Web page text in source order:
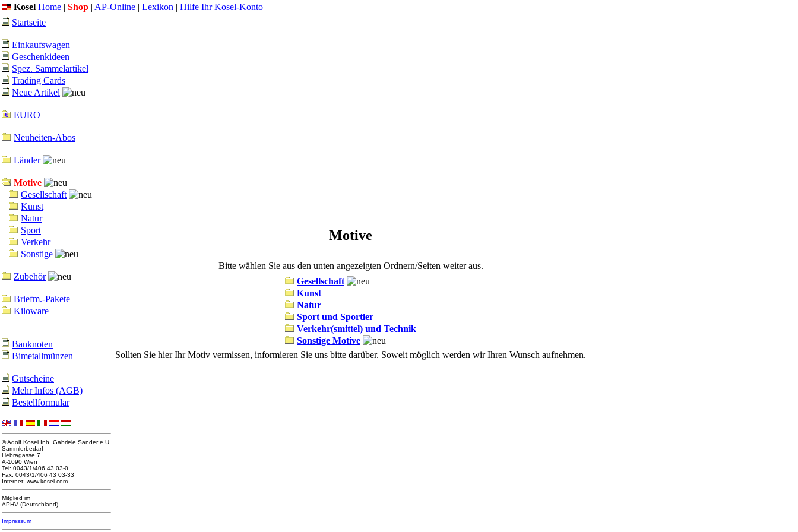
Kosel Home | Shop | AP-Online | Lexikon | Hilfe Ihr Kosel-Konto
Startseite
Einkaufswagen
Geschenkideen
Spez. Sammelartikel
Trading Cards
Neue Artikel
EURO
Neuheiten-Abos
Länder
Motive
Gesellschaft
Kunst
Natur
Sport
Verkehr
Sonstige
Zubehör
Briefm.-Pakete
Kiloware
Banknoten
Bimetallmünzen
Gutscheine
Mehr Infos (AGB)
Bestellformular
© Adolf Kosel Inh. Gabriele Sander e.U.
Sammlerbedarf
Hebragasse 7
A-1090 Wien
Tel: 0043/1/406 43 03-0
Fax: 0043/1/406 43 03-33
Internet: www.kosel.com
Mitglied im
APHV (Deutschland)
Impressum
Motive
Bitte wählen Sie aus den unten angezeigten Ordnern/Seiten weiter aus.
Gesellschaft
Kunst
Natur
Sport und Sportler
Verkehr(smittel) und Technik
Sonstige Motive
Sollten Sie hier Ihr Motiv vermissen, informieren Sie uns bitte darüber. Soweit möglich werden wir Ihren Wunsch aufnehmen.